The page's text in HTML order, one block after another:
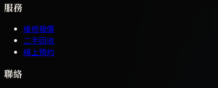
服務
維修報價
二手回收
線上預約
聯絡